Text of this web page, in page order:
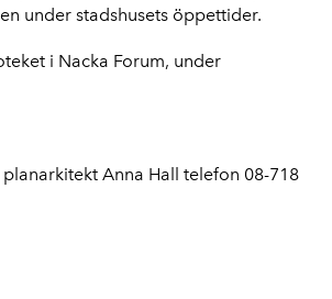
under stadshusets öppettider.
i Nacka Forum, under
Anna Hall telefon 08-718